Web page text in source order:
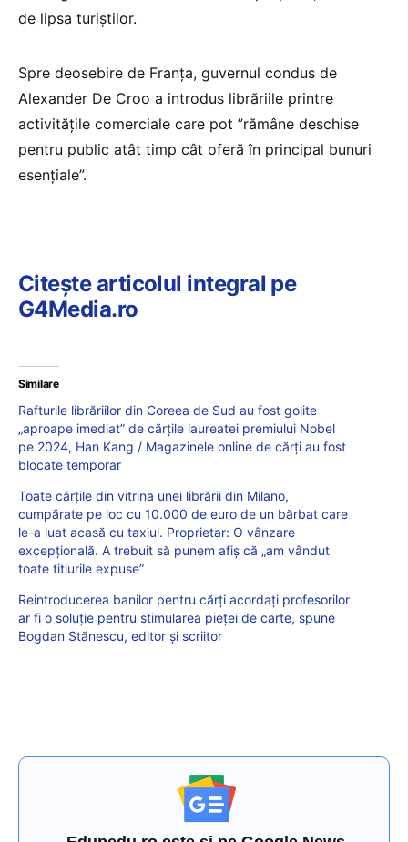
de lipsa turiştilor.
Spre deosebire de Franţa, guvernul condus de
Alexander De Croo a introdus librăriile printre
activităţile comerciale care pot ”rămâne deschise
pentru public atât timp cât oferă în principal bunuri
esenţiale”.
Citește articolul integral pe
G4Media.ro
Similare
Rafturile librăriilor din Coreea de Sud au fost golite
„aproape imediat” de cărțile laureatei premiului Nobel
pe 2024, Han Kang / Magazinele online de cărți au fost
blocate temporar
Toate cărțile din vitrina unei librării din Milano,
cumpărate pe loc cu 10.000 de euro de un bărbat care
le-a luat acasă cu taxiul. Proprietar: O vânzare
excepțională. A trebuit să punem afiș că „am vândut
toate titlurile expuse”
Reintroducerea banilor pentru cărți acordați profesorilor
ar fi o soluție pentru stimularea pieței de carte, spune
Bogdan Stănescu, editor și scriitor